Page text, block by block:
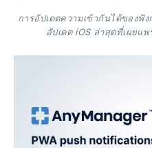
การอัปเดตความเข้ากันได้ของฟั
อัปเดต iOS ล่าสุดที่เผยแ